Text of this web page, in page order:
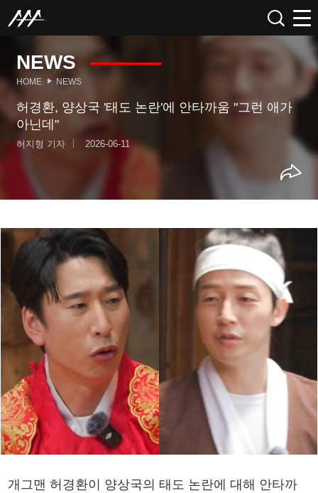
NEWS
HOME NEWS
허경환, 양상국 '태도 논란'에 안타까움 "그런 애가
아닌데"
허지형 기자 2026-06-11
개그맨 허경환이 양상국의 태도 논란에 대해 안타까